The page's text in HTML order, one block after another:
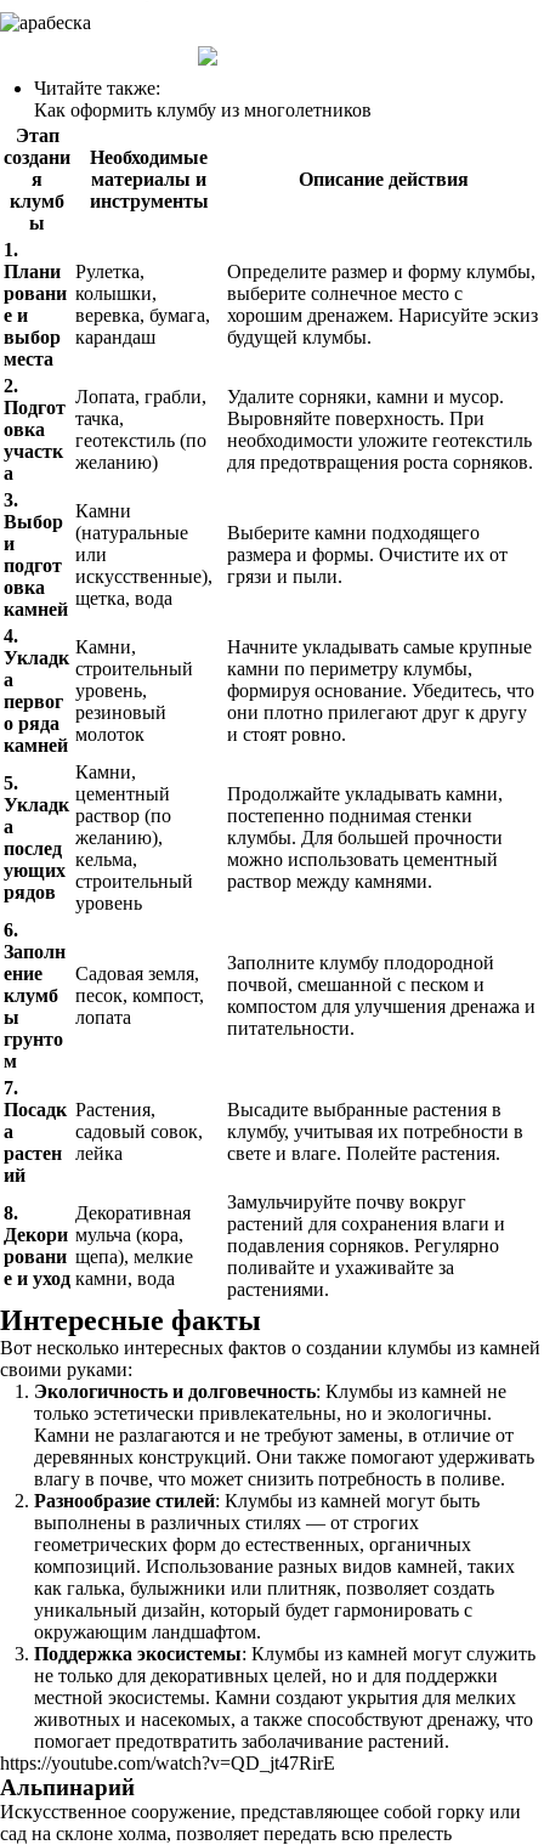
Читайте также:
Как оформить клумбу из многолетников
Этап
создани
я
клумб
ы
Необходимые
материалы и
инструменты
Описание действия
1.
Плани
ровани
е и
выбор
места
Рулетка,
колышки,
веревка, бумага,
карандаш
Определите размер и форму клумбы,
выберите солнечное место с
хорошим дренажем. Нарисуйте эскиз
будущей клумбы.
2.
Подгот
овка
участк
а
Лопата, грабли,
тачка,
геотекстиль (по
желанию)
Удалите сорняки, камни и мусор.
Выровняйте поверхность. При
необходимости уложите геотекстиль
для предотвращения роста сорняков.
3.
Выбор
и
подгот
овка
камней
Камни
(натуральные
или
искусственные),
щетка, вода
Выберите камни подходящего
размера и формы. Очистите их от
грязи и пыли.
4.
Укладк
а
первог
о ряда
камней
Камни,
строительный
уровень,
резиновый
молоток
Начните укладывать самые крупные
камни по периметру клумбы,
формируя основание. Убедитесь, что
они плотно прилегают друг к другу
и стоят ровно.
5.
Укладк
а
послед
ующих
рядов
Камни,
цементный
раствор (по
желанию),
кельма,
строительный
уровень
Продолжайте укладывать камни,
постепенно поднимая стенки
клумбы. Для большей прочности
можно использовать цементный
раствор между камнями.
6.
Заполн
ение
клумб
ы
грунто
м
Садовая земля,
песок, компост,
лопата
Заполните клумбу плодородной
почвой, смешанной с песком и
компостом для улучшения дренажа и
питательности.
7.
Посадк
а
растен
ий
Растения,
садовый совок,
лейка
Высадите выбранные растения в
клумбу, учитывая их потребности в
свете и влаге. Полейте растения.
8.
Декори
ровани
е и уход
Декоративная
мульча (кора,
щепа), мелкие
камни, вода
Замульчируйте почву вокруг
растений для сохранения влаги и
подавления сорняков. Регулярно
поливайте и ухаживайте за
растениями.
Интересные факты
Вот несколько интересных фактов о создании клумбы из камней
своими руками:
Экологичность и долговечность: Клумбы из камней не
только эстетически привлекательны, но и экологичны.
Камни не разлагаются и не требуют замены, в отличие от
деревянных конструкций. Они также помогают удерживать
влагу в почве, что может снизить потребность в поливе.
Разнообразие стилей: Клумбы из камней могут быть
выполнены в различных стилях — от строгих
геометрических форм до естественных, органичных
композиций. Использование разных видов камней, таких
как галька, булыжники или плитняк, позволяет создать
уникальный дизайн, который будет гармонировать с
окружающим ландшафтом.
Поддержка экосистемы: Клумбы из камней могут служить
не только для декоративных целей, но и для поддержки
местной экосистемы. Камни создают укрытия для мелких
животных и насекомых, а также способствуют дренажу, что
помогает предотвратить заболачивание растений.
https://youtube.com/watch?v=QD_jt47RirE
Альпинарий
Искусственное сооружение, представляющее собой горку или
сад на склоне холма, позволяет передать всю прелесть